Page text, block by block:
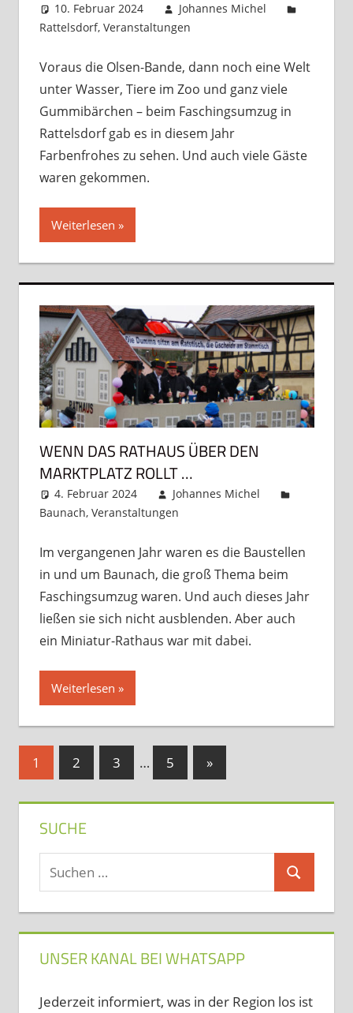
10. Februar 2024
Johannes Michel
Rattelsdorf, Veranstaltungen
Voraus die Olsen-Bande, dann noch eine Welt
unter Wasser, Tiere im Zoo und ganz viele
Gummibärchen – beim Faschingsumzug in
Rattelsdorf gab es in diesem Jahr
Farbenfrohes zu sehen. Und auch viele Gäste
waren gekommen.
Weiterlesen
WENN DAS RATHAUS ÜBER DEN
MARKTPLATZ ROLLT …
4. Februar 2024
Johannes Michel
Baunach, Veranstaltungen
Im vergangenen Jahr waren es die Baustellen
in und um Baunach, die groß Thema beim
Faschingsumzug waren. Und auch dieses Jahr
ließen sie sich nicht ausblenden. Aber auch
ein Miniatur-Rathaus war mit dabei.
Weiterlesen
Seitennummerierung
Beiträge
1 2 3 … 5
Nächste
Beiträge
»
SUCHE
Suchen
nach:
Suchen
UNSER KANAL BEI WHATSAPP
Jederzeit informiert, was in der Region los ist